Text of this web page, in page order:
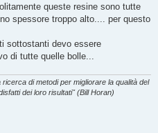
queste resine sono tutte
spessore troppo alto.... per questo
sottostanti devo essere
di tutte quelle bolle...
di metodi per migliorare la qualità del
dei loro risultati" (Bill Horan)